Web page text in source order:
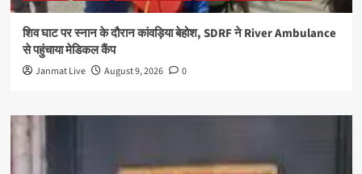
शिव घाट पर स्नान के दौरान कांवड़िया बेहोश, SDRF ने River Ambulance
से पहुंचाया मेडिकल कैंप
Janmat Live August 9, 2026 0